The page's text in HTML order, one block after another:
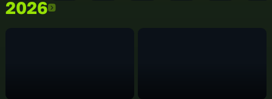
20262026